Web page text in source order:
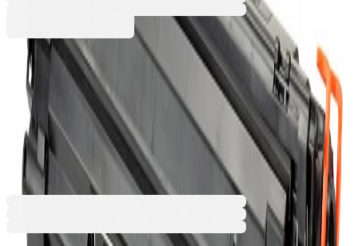
8,39 €
16,41 лв.
Промоцията е валидна от 31.07.2026 до 31.08.2026 00:00ч
8,39 €16,41 лв.
15,34 €
Ценa с ДДС